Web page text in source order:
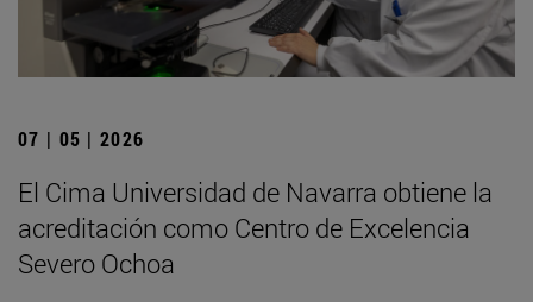
07 | 05 | 2026
El Cima Universidad de Navarra obtiene la
acreditación como Centro de Excelencia
Severo Ochoa